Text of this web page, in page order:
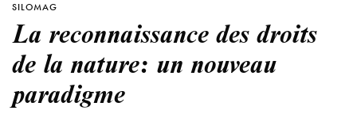
SILOMAG
La reconnaissance des droits
de la nature: un nouveau
paradigme